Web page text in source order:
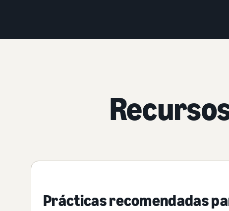
Prácticas recomendadas